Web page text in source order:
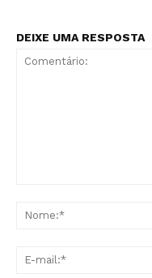
DEIXE UMA RESPOSTA